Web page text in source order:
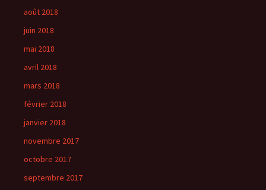
août 2018
juin 2018
mai 2018
avril 2018
mars 2018
février 2018
janvier 2018
novembre 2017
octobre 2017
septembre 2017